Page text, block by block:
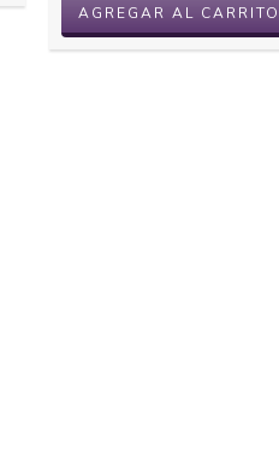
AGREGAR AL CARRITO